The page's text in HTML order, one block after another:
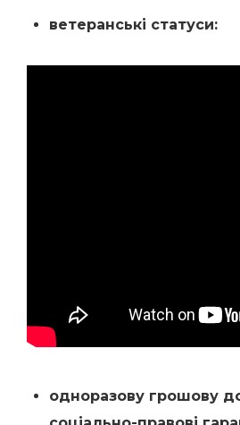
ветеранські статуси:
одноразову грошову